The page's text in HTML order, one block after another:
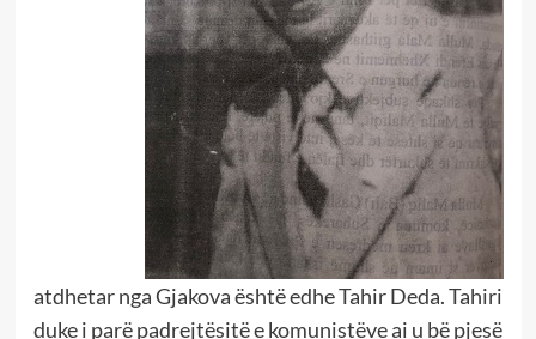
atdhetar nga Gjakova është edhe Tahir Deda. Tahiri
duke i parë padrejtësitë e komunistëve ai u bë pjesë